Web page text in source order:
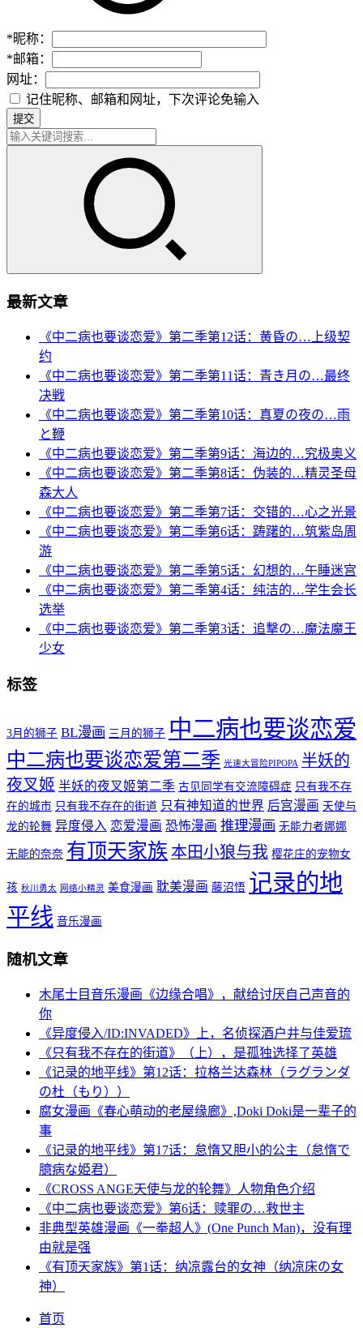
*昵称：
*邮箱：
网址：
记住昵称、邮箱和网址，下次评论免输入
提交
最新文章
《中二病也要谈恋爱》第二季第12话：黄昏の…上级契
约
《中二病也要谈恋爱》第二季第11话：青き月の…最终
决戦
《中二病也要谈恋爱》第二季第10话：真夏の夜の…雨
と鞭
《中二病也要谈恋爱》第二季第9话：海边的…究极奥义
《中二病也要谈恋爱》第二季第8话：伪装的…精灵圣母
森大人
《中二病也要谈恋爱》第二季第7话：交错的…心之光景
《中二病也要谈恋爱》第二季第6话：踌躇的…筑紫岛周
游
《中二病也要谈恋爱》第二季第5话：幻想的…午睡迷宫
《中二病也要谈恋爱》第二季第4话：纯洁的…学生会长
选举
《中二病也要谈恋爱》第二季第3话：追撃の…魔法魔王
少女
标签
3月的狮子 BL漫画 三月的狮子 中二病也要谈恋爱
中二病也要谈恋爱第二季 光速大冒险PIPOPA 半妖的
夜叉姬 半妖的夜叉姬第二季 古见同学有交流障碍症 只有我不存
在的城市 只有我不存在的街道 只有神知道的世界 后宫漫画 天使与
龙的轮舞 异度侵入 恋爱漫画 恐怖漫画 推理漫画 无能力者娜娜
无能的奈奈 有顶天家族 本田小狼与我 樱花庄的宠物女
孩 秋川勇太 网络小精灵 美食漫画 耽美漫画 藤沼悟 记录的地
平线 音乐漫画
随机文章
木尾士目音乐漫画《边缘合唱》，献给讨厌自己声音的
你
《异度侵入/ID:INVADED》上，名侦探酒户井与佳爱琉
《只有我不存在的街道》（上），是孤独选择了英雄
《记录的地平线》第12话：拉格兰达森林（ラグランダ
の杜（もり））
腐女漫画《春心萌动的老屋缘廊》,Doki Doki是一辈子的
事
《记录的地平线》第17话：怠惰又胆小的公主（怠惰で
臆病な姫君）
《CROSS ANGE天使与龙的轮舞》人物角色介绍
《中二病也要谈恋爱》第6话：赎罪の…救世主
非典型英雄漫画《一拳超人》(One Punch Man)，没有理
由就是强
《有顶天家族》第1话：纳凉露台的女神（纳凉床の女
神）
首页